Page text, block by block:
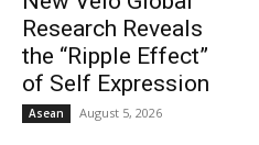
Research Reveals
the “Ripple Effect”
of Self Expression
Asean August 5, 2026